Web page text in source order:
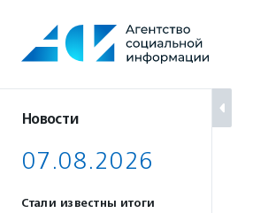
содержанию
Новости
07.08.2026
Стали известны итоги